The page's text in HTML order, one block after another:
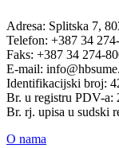
Adresa: Splitska 7,
Telefon: +387 34
Faks: +387 34 274-
E-mail:
Identifikacijski broj:
Br. u registru PDV-a:
Br. rj. upisa u sudski
O nama